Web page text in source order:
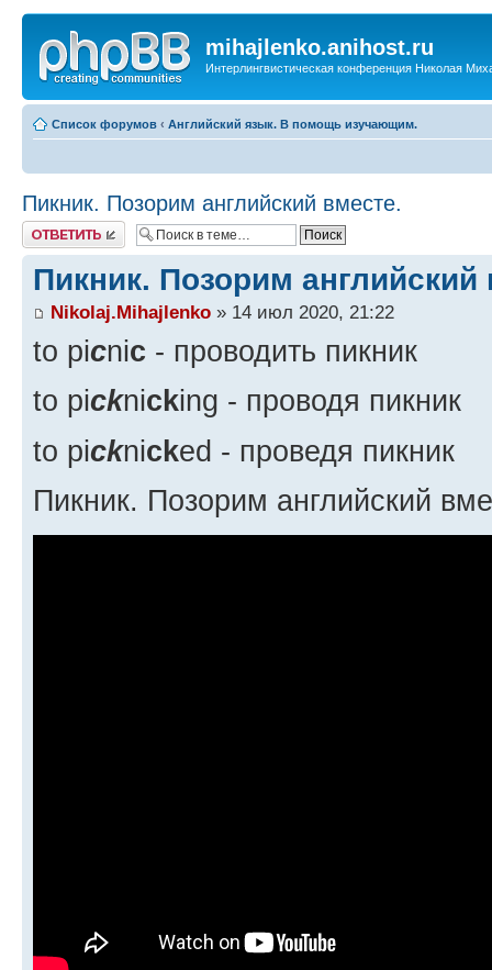
mihajlenko.anihost.ru
Интерлингвистическая конференция Николая
Список форумов ‹ Английский язык. В помощь изучающим.
Пикник. Позорим английский вместе.
Ответить
Пикник. Позорим английский
Nikolaj.Mihajlenko » 14 июл 2020, 21:22
to picnic - проводить пикник
to picknicking - проводя пикник
to picknicked - проведя пикник
Пикник. Позорим английский